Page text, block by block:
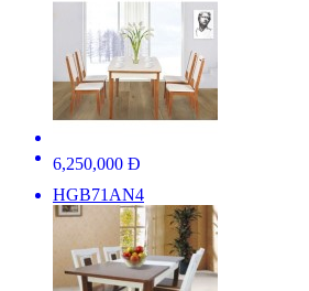
6,250,000 Đ
HGB71AN4